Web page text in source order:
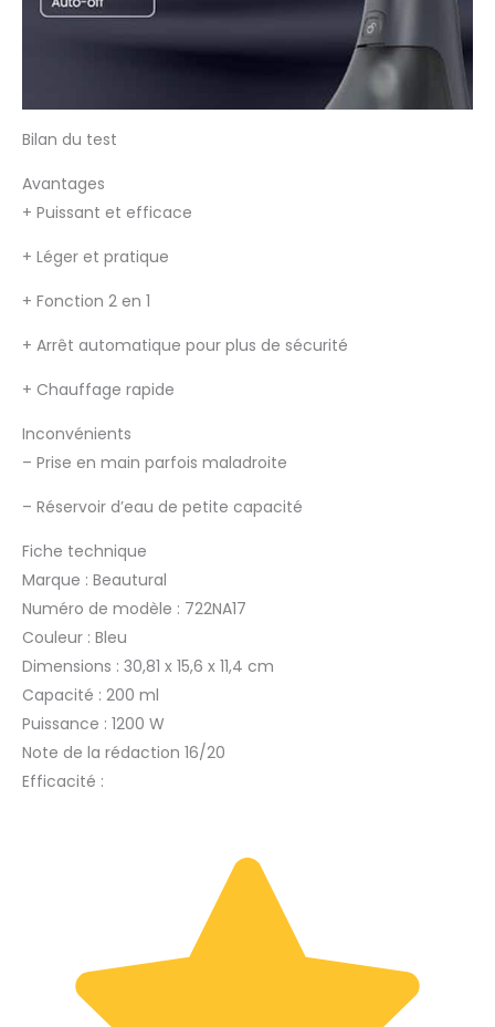
Bilan du test
Avantages
+ Puissant et efficace
+ Léger et pratique
+ Fonction 2 en 1
+ Arrêt automatique pour plus de sécurité
+ Chauffage rapide
Inconvénients
– Prise en main parfois maladroite
– Réservoir d’eau de petite capacité
Fiche technique
Marque : Beautural
Numéro de modèle : 722NA17
Couleur : Bleu
Dimensions : 30,81 x 15,6 x 11,4 cm
Capacité : 200 ml
Puissance : 1200 W
Note de la rédaction 16/20
Efficacité :